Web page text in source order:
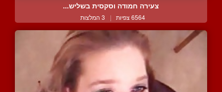
צעירה חמודה וסקסית בשליש...
6564 צפיות | 3 המלצות